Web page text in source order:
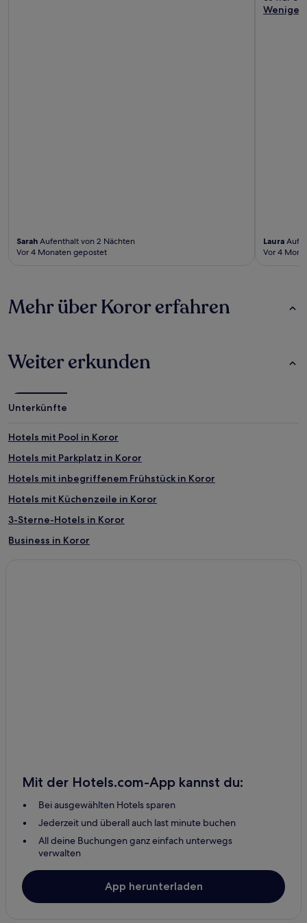
Sarah Aufenthalt von 2 Nächten
Vor 4 Monaten gepostet
Weniger
Laura
Vor 4
Mehr über Koror erfahren
Weiter erkunden
Unterkünfte
Hotels mit Pool in Koror
Hotels mit Parkplatz in Koror
Hotels mit inbegriffenem Frühstück in Koror
Hotels mit Küchenzeile in Koror
3-Sterne-Hotels in Koror
Business in Koror
Mit der Hotels.com-App kannst du:
Bei ausgewählten Hotels sparen
Jederzeit und überall auch last minute buchen
All deine Buchungen ganz einfach unterwegs
verwalten
App herunterladen